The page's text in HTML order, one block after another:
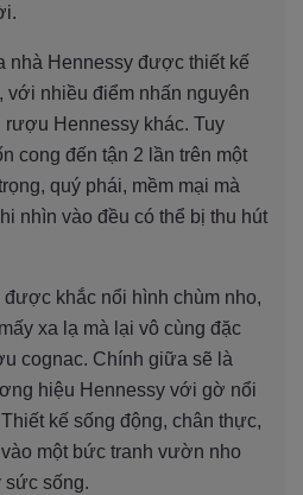
nhà Hennessy được thiết kế
với nhiều điểm nhấn nguyên
Hennessy khác. Tuy
cong đến tận 2 lần trên một
quý phái, mềm mại mà
nhìn vào đều có thể bị thu hút
khắc nổi hình chùm nho,
xa lạ mà lại vô cùng đặc
cognac. Chính giữa sẽ là
hiệu Hennessy với gờ nổi
kế sống động, chân thực,
một bức tranh vườn nho
sức sống.